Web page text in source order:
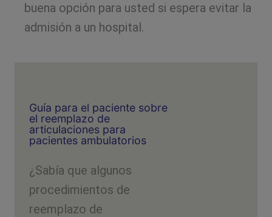
buena opción para usted si espera evitar la
admisión a un hospital.
Guía para el paciente sobre
el reemplazo de
articulaciones para
pacientes ambulatorios
¿Sabía que algunos
procedimientos de
reemplazo de